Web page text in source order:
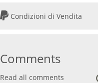
Condizioni di Vendita
Comments
Read all comments